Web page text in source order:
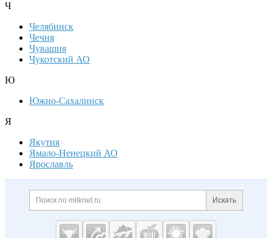
Ч
Челябинск
Чечня
Чувашия
Чукотский АО
Ю
Южно-Сахалинск
Я
Якутия
Ямало-Ненецкий АО
Ярославль
Дополнительная информация
Поиск по сайту и
Искать
Cсылки на полезные проекты